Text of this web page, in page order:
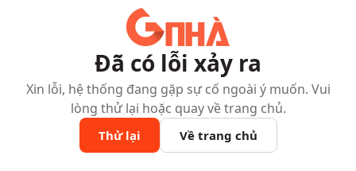
Đã có lỗi xảy ra
Xin lỗi, hệ thống đang gặp sự cố ngoài ý muốn. Vui
lòng thử lại hoặc quay về trang chủ.
Thử lại Về trang chủ